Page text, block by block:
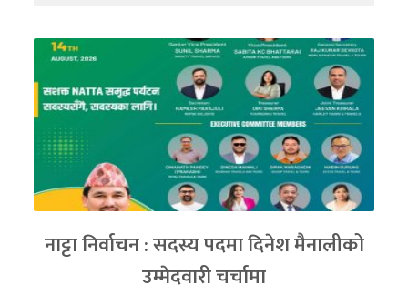
नाट्टा निर्वाचन : सदस्य पदमा दिनेश मैनालीको
उम्मेदवारी चर्चामा